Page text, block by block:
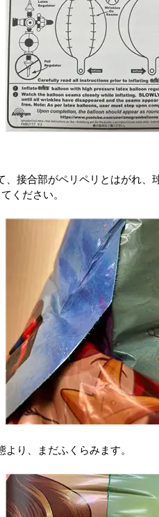
、接合部がペリペリとはがれ、
ください。
り、まだふくらみます。